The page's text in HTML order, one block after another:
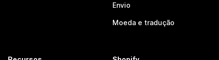
Envio
Moeda e tradução